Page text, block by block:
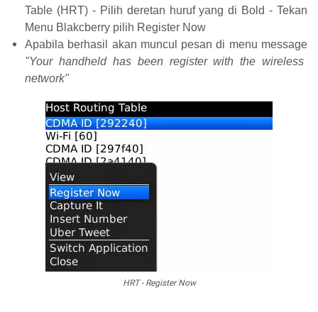
Table (HRT) - Pilih deretan huruf yang di Bold - Tekan
Menu Blakcberry pilih Register Now
Apabila berhasil akan muncul pesan di menu message
"Your handheld has been register with the wireless
network"
HRT - Register Now